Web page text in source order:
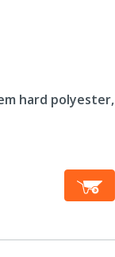
hard polyester,